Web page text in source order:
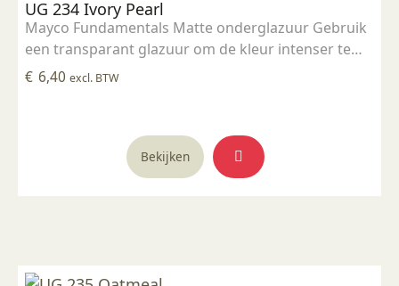
UG 234 Ivory Pearl
Mayco Fundamentals Matte onderglazuur Gebruik
een transparant glazuur om de kleur intenser te
maken Geschikt voor gebruiksgoed mits er een
€ 6,40 excl. BTW
Bekijken